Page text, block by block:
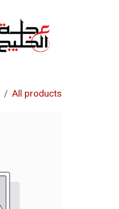
All products